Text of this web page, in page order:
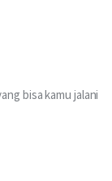
bisa kamu jalani